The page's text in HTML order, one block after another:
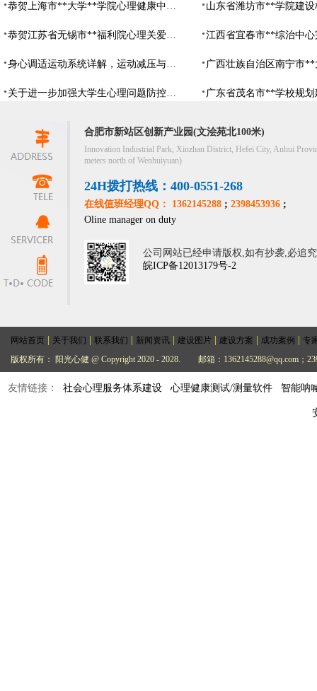
恭贺上海市**大学**学院心理健康中心建设项目由阳光心健代理商中标
恭贺江苏省无锡市**福利院心理关爱中心建设项目由阳光心健代理商中标
身心调适运动系统详解，运动减压与心理调适全指南
关于进一步加强大学生心理问题防控，防控大学生心理危机
合肥市新站区创新产业园(文浍苑北100米)
Innovation Industrial Park, Xinzhan District, Hefei City, Anhui
meters north of Wenhuiyuan)
24H拨打热线：400-0551-268
在线值班经理QQ： 1362145288 ; 2398453936 ;
Oline manager on duty
公司网站已经申请版权,如有抄袭,必追
皖ICP备12013179号-2
网站首页 关于我们 联系我们 新闻资讯 建设图片 建设方案 成功案例
专
版权所有： 阳光心健 @ Copyright 2020 - 2028.
邮箱：1362145288@qq.com；
友情链接： 社会心理服务体系建设 心理健康测试/测量软件 智能呐